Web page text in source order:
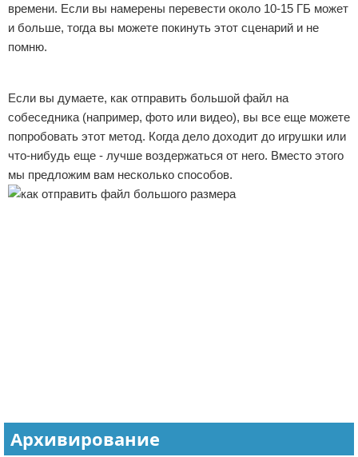
времени. Если вы намерены перевести около 10-15 ГБ может
и больше, тогда вы можете покинуть этот сценарий и не
помню.
Если вы думаете, как отправить большой файл на
собеседника (например, фото или видео), вы все еще можете
попробовать этот метод. Когда дело доходит до игрушки или
что-нибудь еще - лучше воздержаться от него. Вместо этого
мы предложим вам несколько способов.
Архивирование